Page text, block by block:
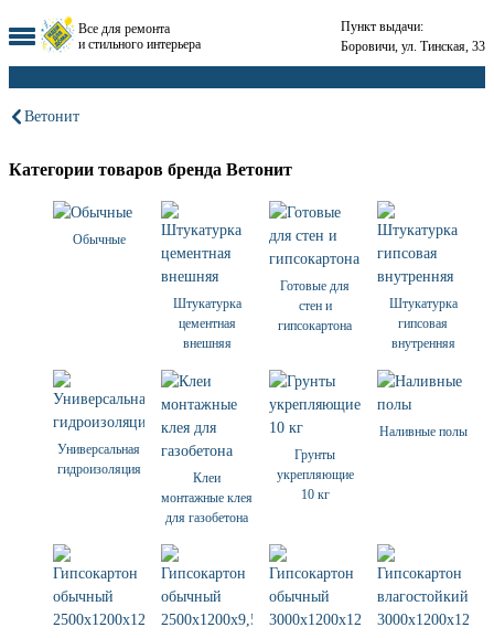
Все для ремонта
и стильного интерьера
Пункт выдачи:
Боровичи, ул. Тинская, 33
Ветонит
Категории товаров бренда Ветонит
Обычные
Штукатурка
цементная
внешняя
Готовые для
стен и
гипсокартона
Штукатурка
гипсовая
внутренняя
Универсальная
гидроизоляция
Клеи
монтажные клея
для газобетона
Грунты
укрепляющие
10 кг
Наливные полы